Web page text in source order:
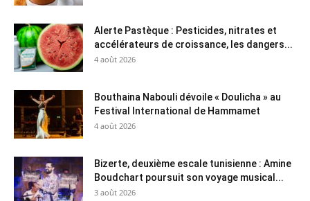
Alerte Pastèque : Pesticides, nitrates et
accélérateurs de croissance, les dangers...
4 août 2026
Bouthaina Nabouli dévoile « Doulicha » au
Festival International de Hammamet
4 août 2026
Bizerte, deuxième escale tunisienne : Amine
Boudchart poursuit son voyage musical...
3 août 2026